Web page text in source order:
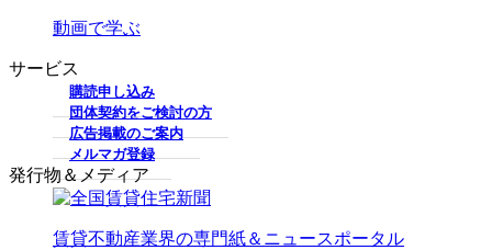
動画で学ぶ
サービス
購読申し込み
団体契約をご検討の方
広告掲載のご案内
メルマガ登録
発行物＆メディア
賃貸不動産業界の専門紙＆ニュースポータル